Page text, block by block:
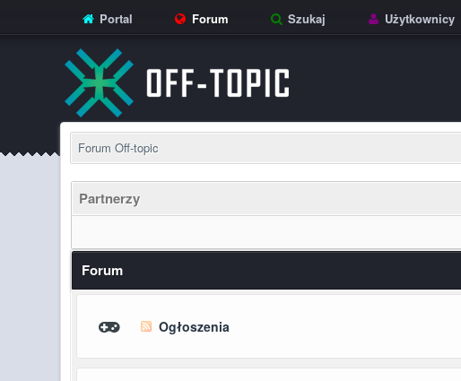
Portal Forum Szukaj Użytkownicy
Forum Off-topic
Partnerzy
Forum
Ogłoszenia